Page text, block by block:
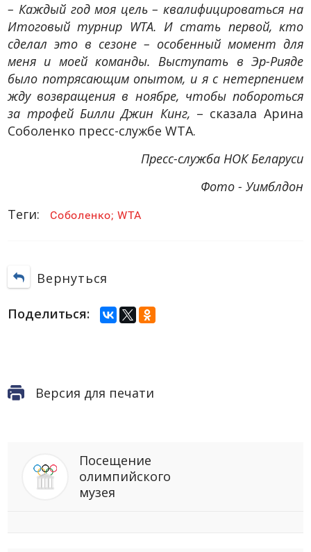
– Каждый год моя цель – квалифицироваться на
Итоговый турнир WTA. И стать первой, кто
сделал это в сезоне – особенный момент для
меня и моей команды. Выступать в Эр-Рияде
было потрясающим опытом, и я с нетерпением
жду возвращения в ноябре, чтобы побороться
за трофей Билли Джин Кинг, – сказала Арина
Соболенко пресс-службе WTA.
Пресс-служба НОК Беларуси
Фото - Уимблдон
Теги:
Соболенко; WTA
Вернуться
Поделиться:
Версия для печати
Посещение
олимпийского
музея